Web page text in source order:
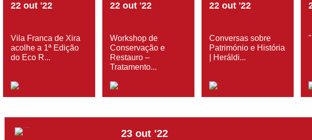
22 out '22
Vila Franca de Xira
acolhe a 1ª Edição
do Eco R...
22 out '22
Workshop de
Conservação e
Restauro –
Tratamento...
22 out '22
Conversas sobre
Património e História
| Heráldi...
23 out '22